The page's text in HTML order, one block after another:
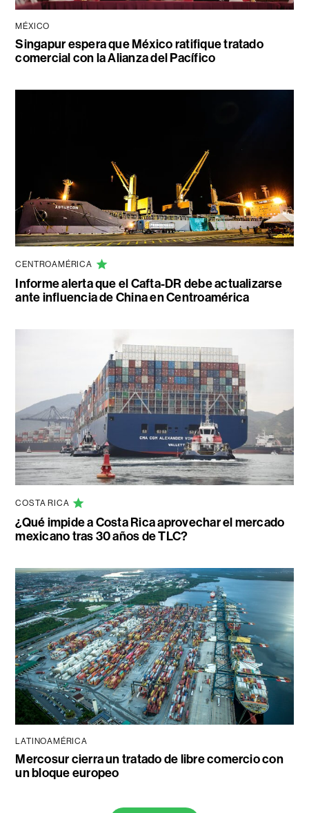
MÉXICO
Singapur espera que México ratifique tratado
comercial con la Alianza del Pacífico
CENTROAMÉRICA
Informe alerta que el Cafta-DR debe actualizarse
ante influencia de China en Centroamérica
COSTA RICA
¿Qué impide a Costa Rica aprovechar el mercado
mexicano tras 30 años de TLC?
LATINOAMÉRICA
Mercosur cierra un tratado de libre comercio con
un bloque europeo